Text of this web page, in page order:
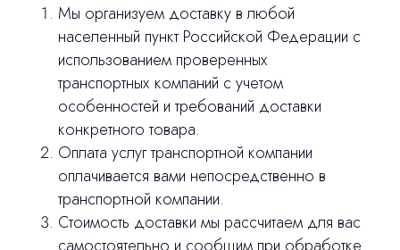
Мы организуем доставку в любой
населенный пункт Российской Федерации с
использованием проверенных
транспортных компаний с учетом
особенностей и требований доставки
конкретного товара.
Оплата услуг транспортной компании
оплачивается вами непосредственно в
транспортной компании.
Стоимость доставки мы рассчитаем для вас
самостоятельно и сообщим при обработке
Остались вопросы
оставьте контакты, мы свяжемся и
ответим на все вопросы
© 2024 ЛС Дентал Групп